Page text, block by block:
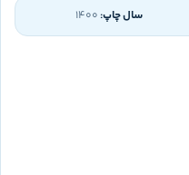
سال چاپ: